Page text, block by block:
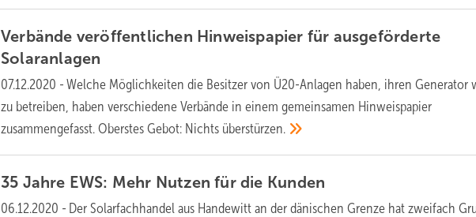
Verbände veröffentlichen Hinweispapier für ausgeförderte
Solaranlagen
07.12.2020 - Welche Möglichkeiten die Besitzer von Ü20-Anlagen haben, ihren Generator
zu betreiben, haben verschiedene Verbände in einem gemeinsamen Hinweispapier
zusammengefasst. Oberstes Gebot: Nichts überstürzen.
35 Jahre EWS: Mehr Nutzen für die Kunden
06.12.2020 - Der Solarfachhandel aus Handewitt an der dänischen Grenze hat zweifach